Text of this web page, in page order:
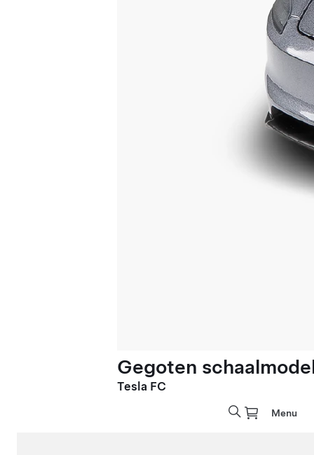
Gegoten
Tesla FC
Menu